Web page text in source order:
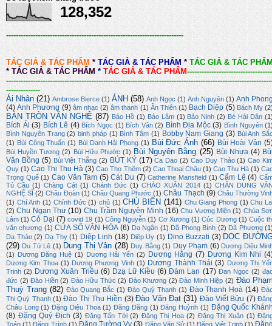
128,352
-------------------------------------------------------------------------
TÁC GIẢ & TÁC PHẨM * TÁC GIẢ & TÁC PHẨM * TÁC GIẢ & TÁC
* TÁC GIẢ & TÁC PHẨM * TÁC GIẢ & TÁC PHẨM-----------------------------------
--------------
Ái Nhân (21) Ambrose Bierce (1) ẢNH (58) Anh Ngọc (1) Anh Nguyên (1) Anh
(4) Anh Phương (9) âm nhạc (2) âm thanh (1) Ân Thiên (1) Bạch Diệp (5) Bách Mỵ
BÀN TRÒN VĂN NGHỆ (87) Bảo Hồ (1) Bảo Lâm (1) Bảo Ninh (2) Bé Hải Dân
Bích Ái (3) Bích Lê (4) Bích Ngọc (1) Bích Vân (2) Bình Địa Mộc (3) Bình Nguyên
Bình Nguyên Trang (2) binh pháp (1) Bình Tâm (1) Bobby Nam Giang (3) Bùi Anh
(1) Bùi Công Thuấn (1) Bùi Danh Hải Phong (1) Bùi Đức Ánh (66) Bùi Hoài Vân
Bùi Huyền Tương (2) Bùi Hữu Phước (1) Bùi Nguyên Bằng (25) Bùi Nhựa (4)
Văn Bồng (5) Bùi Việt Thắng (2) BÚT KÝ (17) Ca Dao (2) Cao Duy Thảo (1) Cao
Quy (1) Cao Thị Thu Hà (3) Cao Thọ Thêm (2) Cao Thoại Châu (1) Cao Thu Hà (1)
Trọng Quế (1) Cao Văn Tam (5) Cát Du (7) Catherine Mansfield (1) Cẩm Lệ (4)
Tú Cầu (1) Chàng Cát (1) Chánh Đức (1) CHÀO XUÂN 2014 (1) CHÂN DUNG
NGHỆ SĨ (2) Châu Đoàn (1) Châu Quang Phước (1) Châu Thạch (9) Châu Thường
(1) Chí Anh (1) Chính Đức (1) chủ (1) CHỦ BIÊN (141) Chu Giang Phong (1) Chu
(2) Chu Ngạn Thư (10) Chu Trầm Nguyên Minh (16) Chu Vương Miện (1) Chúa
Lâm (1) Cỏ Dại (7) covid 19 (1) Công Nguyễn (1) Cơ Xương (1) Cúc Dương (1) Cuộc
văn chương (1) CỬA SỔ VĂN HÓA (6) Dạ Ngân (1) Dã Phong Bình (2) Dã Phương
Dạ Thảo (2) Dạ Thy (1) Diệp Linh (18) Diệp Uy (1) Dino Buzzati (3) DỌC
(29) Du Tử Lê (1) Dung Thị Vân (28) Duy Bằng (1) Duy Phạm (6) Dương Diệu
(1)
Dương Đăng Huệ (1) Dương Hải Yến (2) Dương Hằng (7) Dương Kim Nhi
Dương Kim Thoa (1) Dương Phương Vinh (1) Dương Thành Thái (3) Dương Thị
Trinh (2) Dương Xuân Triều (6) Dzạ Lữ Kiều (6) Đàm Lan (17) Đan Ngọc (2)
đức (2) Đào Hiền (2) Đào Hữu Thức (2) Đào Khương (2) Đào Minh Hiệp (2) Đào
Thuỳ Trang (82) Đào Quang Bắc (1) Đào Quý Thạnh (1) Đào Thanh Hoà (14)
Thị Quý Thanh (1) Đào Thị Thu Hiền (3) Đào Văn Đạt (31) Đào Viết Bửu (7)
Châu Long (1) Đặng Diệu Thoa (1) Đăng Đăng (1) Đăng Huỳnh (1) Đặng Quốc
(8) Đặng Quý Địch (3) Đặng Tấn Tới (2) Đặng Thị Hoa (2) Đặng Thị Xuân (1)
Toán (1) Đăng Trình (1) Đặng Văn Sử (1) Đặng Việt Trinh (1)